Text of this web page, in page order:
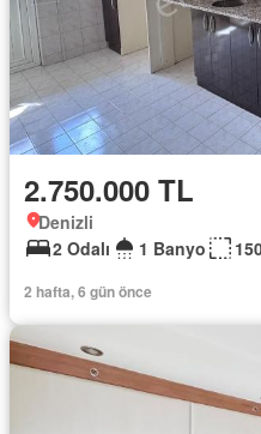
2.750.000 TL
Denizli
2 Odalı
1 Banyo
2 hafta, 6 gün önce